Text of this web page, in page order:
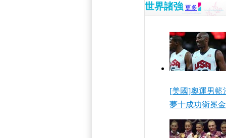
世界諸強 更多
[美國]奧運男籃
夢十成功衛冕